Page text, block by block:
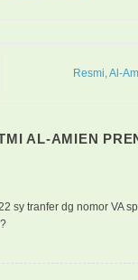
Resmi, Al-
AL-AMIEN
sy tranfer dg nomor VA